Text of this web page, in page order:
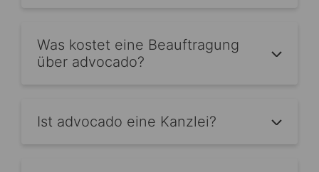
Was kostet eine Beauftragung
über advocado?
Ist advocado eine Kanzlei?